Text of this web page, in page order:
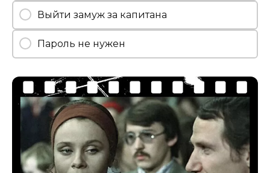
Выйти замуж за капитана
Пароль не нужен